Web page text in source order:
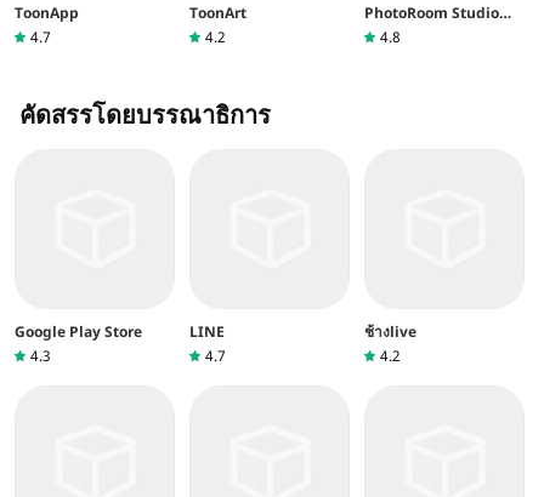
ToonApp
4.7
ToonArt
4.2
PhotoRoom Studio
Photo Editor
4.8
คัดสรรโดยบรรณาธิการ
Google Play Store
4.3
LINE
4.7
ช้างlive
4.2